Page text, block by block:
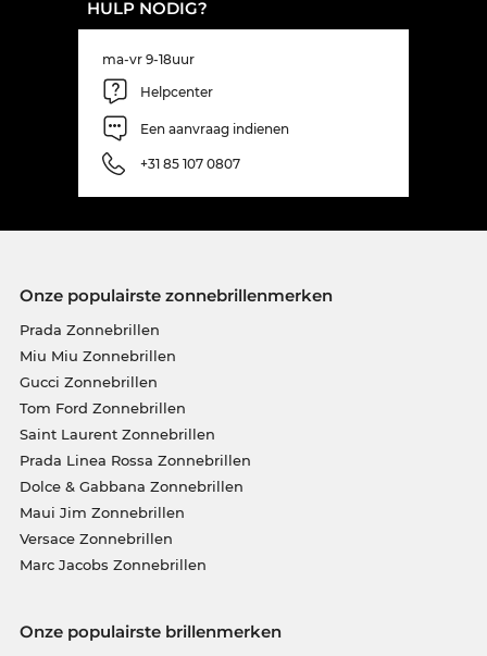
HULP NODIG?
ma-vr 9-18uur
Helpcenter
Een aanvraag indienen
+31 85 107 0807
Onze populairste zonnebrillenmerken
Prada Zonnebrillen
Miu Miu Zonnebrillen
Gucci Zonnebrillen
Tom Ford Zonnebrillen
Saint Laurent Zonnebrillen
Prada Linea Rossa Zonnebrillen
Dolce & Gabbana Zonnebrillen
Maui Jim Zonnebrillen
Versace Zonnebrillen
Marc Jacobs Zonnebrillen
Onze populairste brillenmerken